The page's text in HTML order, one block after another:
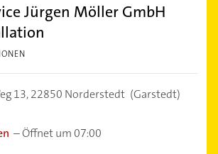
Jürgen Möller GmbH
13,22850 Norderstedt (Garstedt)
–Öffnet um 07:00